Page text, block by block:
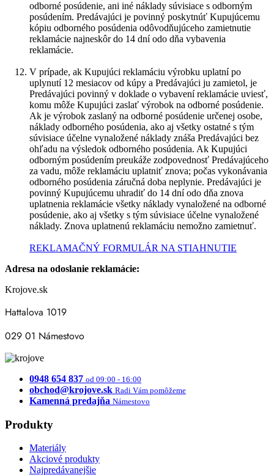
odborné posúdenie, ani iné náklady súvisiace s odborným
posúdením. Predávajúci je povinný poskytnúť Kupujúcemu
kópiu odborného posúdenia odôvodňujúceho zamietnutie
reklamácie najneskôr do 14 dní odo dňa vybavenia
reklamácie.
V prípade, ak Kupujúci reklamáciu výrobku uplatní po
uplynutí 12 mesiacov od kúpy a Predávajúci ju zamietol, je
Predávajúci povinný v doklade o vybavení reklamácie uviesť,
komu môže Kupujúci zaslať výrobok na odborné posúdenie.
Ak je výrobok zaslaný na odborné posúdenie určenej osobe,
náklady odborného posúdenia, ako aj všetky ostatné s tým
súvisiace účelne vynaložené náklady znáša Predávajúci bez
ohľadu na výsledok odborného posúdenia. Ak Kupujúci
odborným posúdením preukáže zodpovednosť Predávajúceho
za vadu, môže reklamáciu uplatniť znova; počas vykonávania
odborného posúdenia záručná doba neplynie. Predávajúci je
povinný Kupujúcemu uhradiť do 14 dní odo dňa znova
uplatnenia reklamácie všetky náklady vynaložené na odborné
posúdenie, ako aj všetky s tým súvisiace účelne vynaložené
náklady. Znova uplatnenú reklamáciu nemožno zamietnuť.
REKLAMAČNÝ FORMULÁR NA STIAHNUTIE
Adresa na odoslanie reklamácie:
Krojove.sk
Hattalova 1019
029 01 Námestovo
0948 654 837 od 09:00 - 16:00
obchod@krojove.sk Radi Vám pomôžeme
Kamenná predajňa Námestovo
Produkty
Materiály
Akciové produkty
Najpredávanejšie